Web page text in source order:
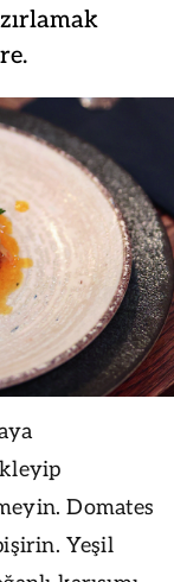
Domates
Yeşil